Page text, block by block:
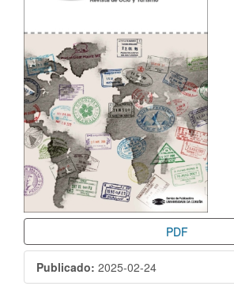
artículo
PDF
Publicado: 2025-02-24